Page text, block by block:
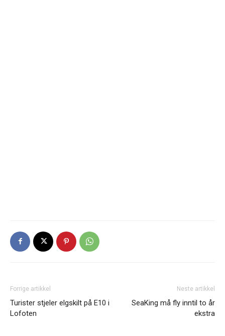
Forrige artikkel
Turister stjeler elgskilt på E10 i
Lofoten
Neste artikkel
SeaKing må fly inntil to år
ekstra